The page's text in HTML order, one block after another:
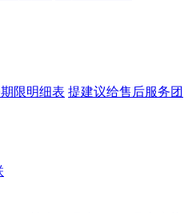
限明细表 提建议给售后服务团